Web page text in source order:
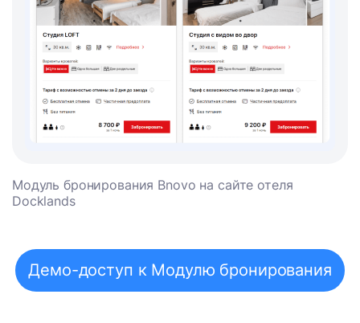
Модуль бронирования Bnovo на сайте отеля
Docklands
Демо-доступ к Модулю бронирования